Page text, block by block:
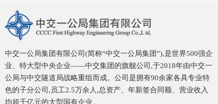
中交一公局集团有限公司(简称“中交一公局集团”),是世界500强企
业、特大型中央企业——中交集团的旗舰公司,于2018年由中交一
公局与中交隧道局战略重组而成。公司是拥有90余家各具专业特
色的子分公司,员工2.5万余人,总资产、年新签合同额、营业收入
均超千亿元的大型国有企业。